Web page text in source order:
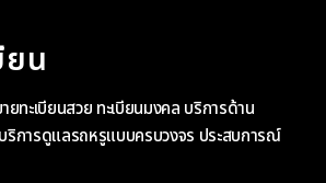
ยน
ทะเบียนสวย ทะเบียนมงคล บริการด้าน
ริการดูแลรถหรูแบบครบวงจร ประสบการณ์